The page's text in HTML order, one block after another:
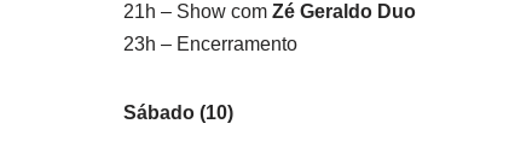
21h – Show com Zé Geraldo Duo
23h – Encerramento
Sábado (10)